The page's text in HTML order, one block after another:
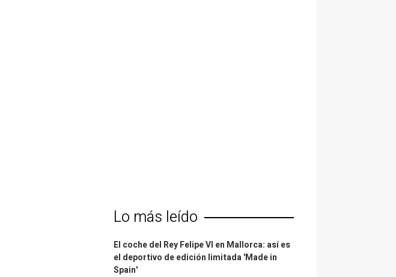
Lo más leído
El coche del Rey Felipe VI en Mallorca: así es
el deportivo de edición limitada 'Made in
Spain'